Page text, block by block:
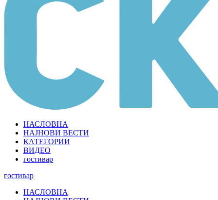
НАСЛОВНА
НАЈНОВИ ВЕСТИ
КАТЕГОРИИ
ВИДЕО
гостивар
гостивар
НАСЛОВНА